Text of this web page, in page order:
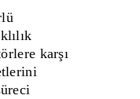
karşı